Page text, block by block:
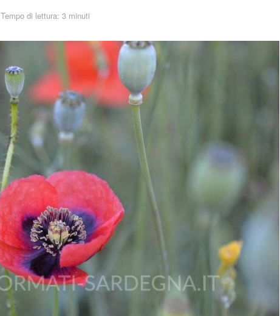
Tempo di lettura: 3 minuti